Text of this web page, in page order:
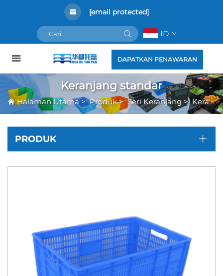
[email protected]
ID
DAPATKAN PENAWARAN
Keranjang standar
Halaman Utama>Produk>Seri Keranjang>Keranjang standar
PRODUK